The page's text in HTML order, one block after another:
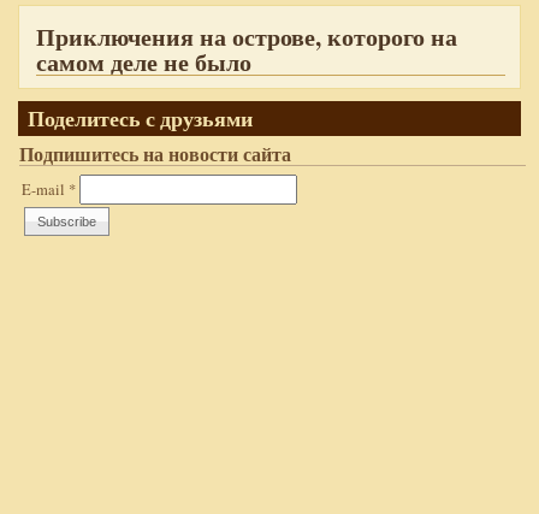
Приключения на острове, которого на
самом деле не было
Поделитесь с друзьями
Подпишитесь на новости сайта
E-mail *